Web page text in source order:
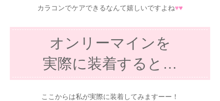
カラコンでケアできるなんて嬉しいですよね♥♥
オンリーマインを
実際に装着すると…
ここからは私が実際に装着してみますーー！